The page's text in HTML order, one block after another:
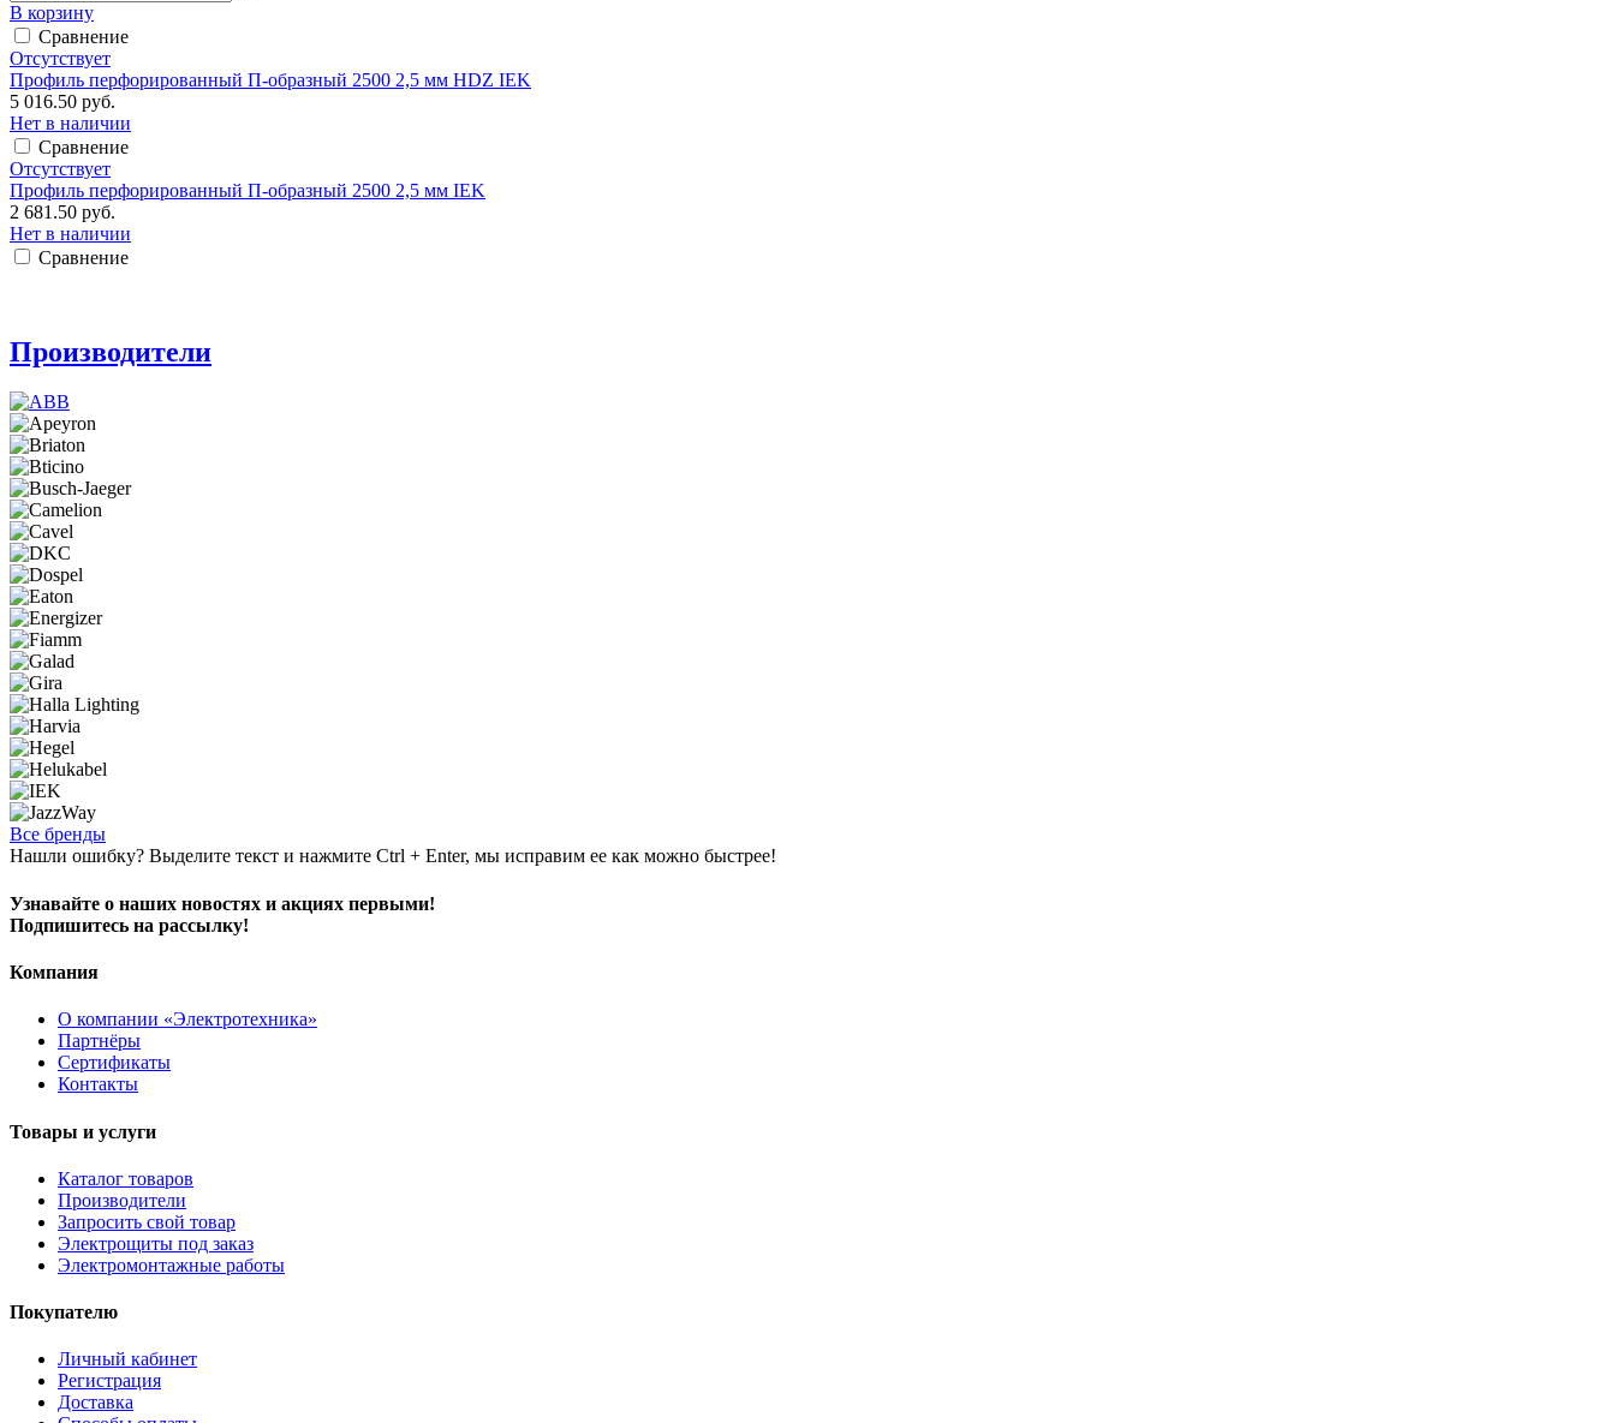
В корзину
Сравнение
Отсутствует
Профиль перфорированный П-образный 2500 2,5 мм HDZ IEK
5 016.50 руб.
Нет в наличии
Сравнение
Отсутствует
Профиль перфорированный П-образный 2500 2,5 мм IEK
2 681.50 руб.
Нет в наличии
Сравнение
Производители
Все бренды
Нашли ошибку? Выделите текст и нажмите Ctrl + Enter, мы исправим ее как можно быстрее!
Узнавайте о наших новостях и акциях первыми!
Подпишитесь на рассылку!
Компания
О компании «Электротехника»
Партнёры
Сертификаты
Контакты
Товары и услуги
Каталог товаров
Производители
Запросить свой товар
Электрощиты под заказ
Электромонтажные работы
Покупателю
Личный кабинет
Регистрация
Доставка